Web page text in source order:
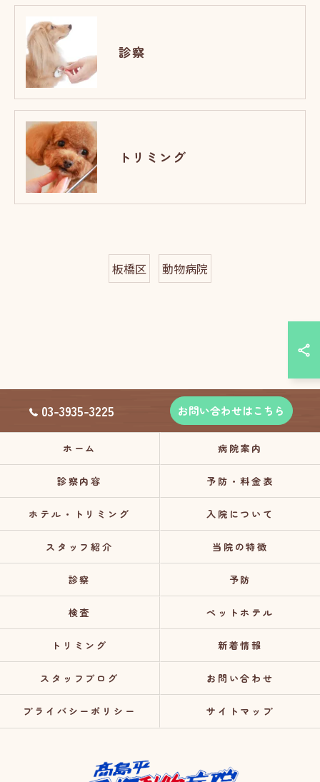
診察
トリミング
板橋区 動物病院
03-3935-3225 お問い合わせはこちら
ホーム 病院案内
診察内容 予防・料金表
ホテル・トリミング 入院について
スタッフ紹介 当院の特徴
診察 予防
検査 ペットホテル
トリミング 新着情報
スタッフブログ お問い合わせ
プライバシーポリシー サイトマップ